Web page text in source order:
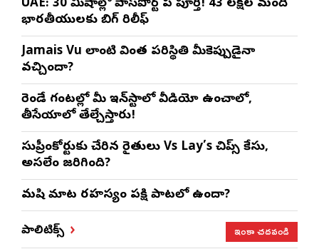
UAE: 30 నిమిషాల్లో పాస్‌పోర్ట్ పని పూర్తి! 43 లక్షల మంది
భారతీయులకు బిగ్ రిలీఫ్
Jamais Vu లాంటి వింత పరిస్థితి మీకెప్పుడైనా
వచ్చిందా?
రెండే గంటల్లో మీ ఇన్‌స్టాలో వీడియో ఉంచాలో,
తీసేయాలో తేల్చేస్తారు!
సుప్రీంకోర్టుకు చేరిన రైతులు Vs Lay’s చిప్స్‌ కేసు,
అసలేం జరిగింది?
మనిషి మాట రహస్యం పక్షి పాటలో ఉందా?
పాలిటిక్స్ ఇంకా చదవండి